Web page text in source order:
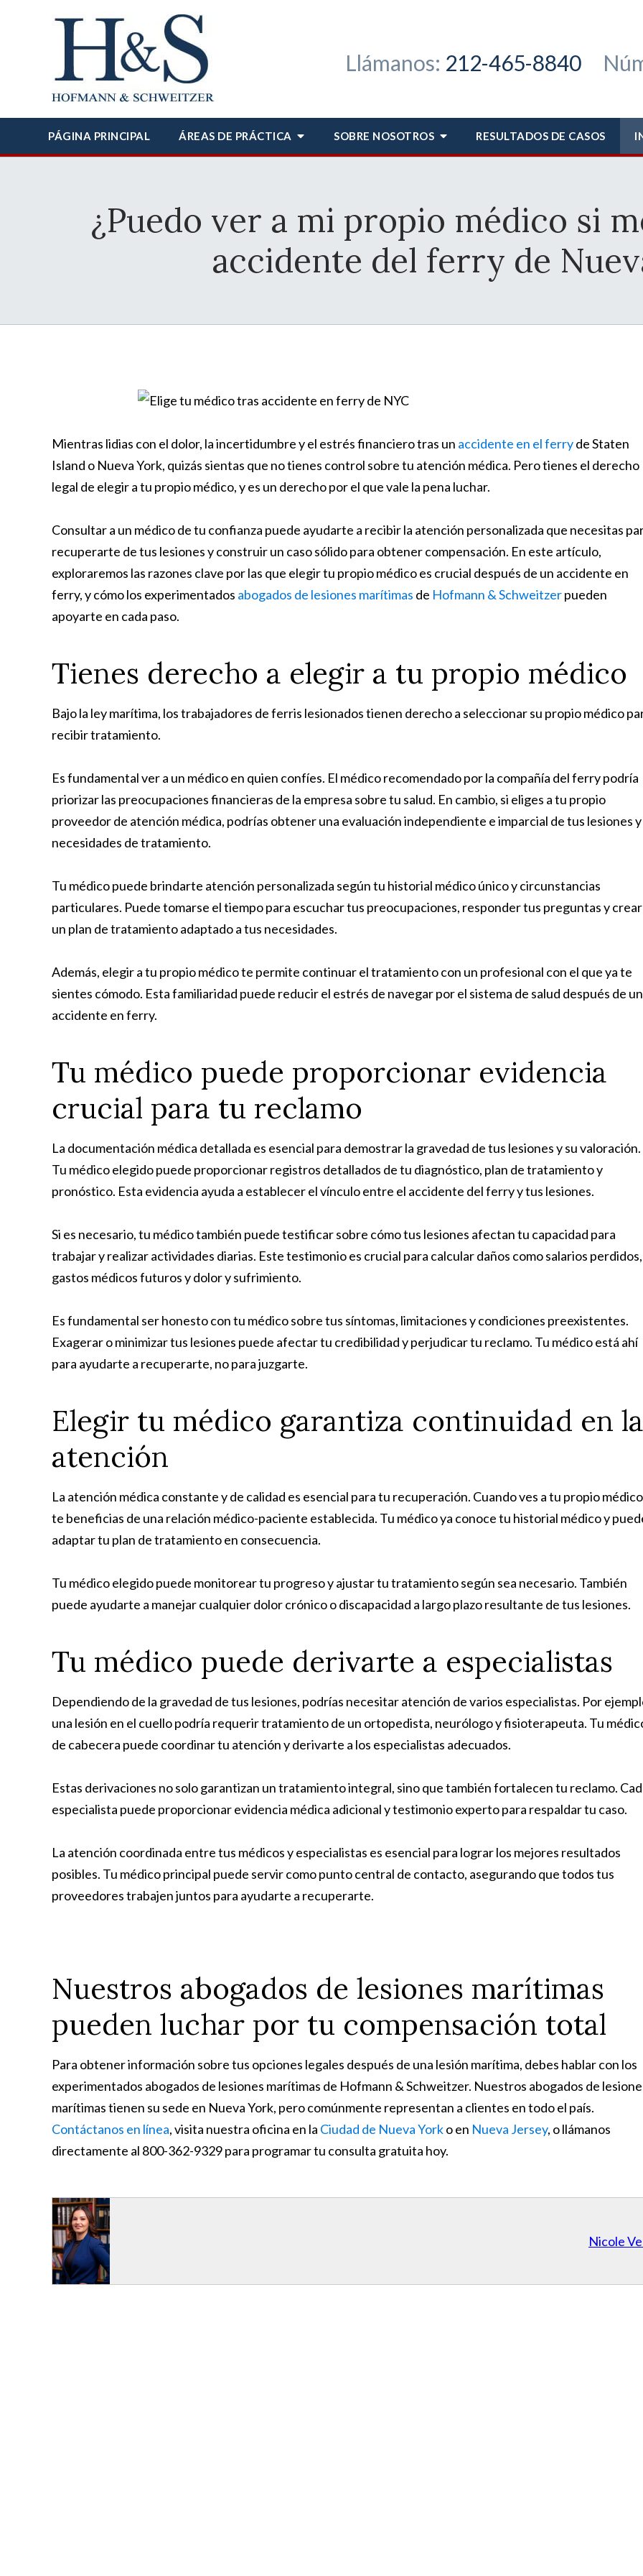
Llámanos: 212-465-8840
PÁGINA PRINCIPAL ÁREAS DE PRÁCTICA SOBRE NOSOTROS RESULTADOS DE CASOS
¿Puedo ver a mi propio médico si
accidente del ferry de
Mientras lidias con el dolor, la incertidumbre y el estrés financiero tras un accidente en el ferryde Staten
Island o Nueva York, quizás sientas que no tienes control sobre tu atención médica. Pero tienes el derecho
legal de elegir a tu propio médico, y es un derecho por el que vale la pena luchar.
Consultar a un médico de tu confianza puede ayudarte a recibir la atención personalizada que necesitas
recuperarte de tus lesiones y construir un caso sólido para obtener compensación. En este artículo,
exploraremos las razones clave por las que elegir tu propio médico es crucial después de un accidente en
ferry, y cómo los experimentados abogados de lesiones marítimas de Hofmann & Schweitzerpueden
apoyarte en cada paso.
Tienes derecho a elegir a tu propio médico
Bajo la ley marítima, los trabajadores de ferris lesionados tienen derecho a seleccionar su propio médico
recibir tratamiento.
Es fundamental ver a un médico en quien confíes. El médico recomendado por la compañía del ferry podría
priorizar las preocupaciones financieras de la empresa sobre tu salud. En cambio, si eliges a tu propio
proveedor de atención médica, podrías obtener una evaluación independiente e imparcial de tus lesiones y
necesidades de tratamiento.
Tu médico puede brindarte atención personalizada según tu historial médico único y circunstancias
particulares. Puede tomarse el tiempo para escuchar tus preocupaciones, responder tus preguntas y crear
un plan de tratamiento adaptado a tus necesidades.
Además, elegir a tu propio médico te permite continuar el tratamiento con un profesional con el que ya te
sientes cómodo. Esta familiaridad puede reducir el estrés de navegar por el sistema de salud después de un
accidente en ferry.
Tu médico puede proporcionar evidencia
crucial para tu reclamo
La documentación médica detallada es esencial para demostrar la gravedad de tus lesiones y su valoración.
Tu médico elegido puede proporcionar registros detallados de tu diagnóstico, plan de tratamiento y
pronóstico. Esta evidencia ayuda a establecer el vínculo entre el accidente del ferry y tus lesiones.
Si es necesario, tu médico también puede testificar sobre cómo tus lesiones afectan tu capacidad para
trabajar y realizar actividades diarias. Este testimonio es crucial para calcular daños como salarios perdidos,
gastos médicos futuros y dolor y sufrimiento.
Es fundamental ser honesto con tu médico sobre tus síntomas, limitaciones y condiciones preexistentes.
Exagerar o minimizar tus lesiones puede afectar tu credibilidad y perjudicar tu reclamo. Tu médico está ahí
para ayudarte a recuperarte, no para juzgarte.
Elegir tu médico garantiza continuidad en la
atención
La atención médica constante y de calidad es esencial para tu recuperación. Cuando ves a tu propio
te beneficias de una relación médico-paciente establecida. Tu médico ya conoce tu historial médico y
adaptar tu plan de tratamiento en consecuencia.
Tu médico elegido puede monitorear tu progreso y ajustar tu tratamiento según sea necesario. También
puede ayudarte a manejar cualquier dolor crónico o discapacidad a largo plazo resultante de tus lesiones.
Tu médico puede derivarte a especialistas
Dependiendo de la gravedad de tus lesiones, podrías necesitar atención de varios especialistas. Por
una lesión en el cuello podría requerir tratamiento de un ortopedista, neurólogo y fisioterapeuta. Tu
de cabecera puede coordinar tu atención y derivarte a los especialistas adecuados.
Estas derivaciones no solo garantizan un tratamiento integral, sino que también fortalecen tu reclamo.
especialista puede proporcionar evidencia médica adicional y testimonio experto para respaldar tu caso.
La atención coordinada entre tus médicos y especialistas es esencial para lograr los mejores resultados
posibles. Tu médico principal puede servir como punto central de contacto, asegurando que todos tus
proveedores trabajen juntos para ayudarte a recuperarte.
Nuestros abogados de lesiones marítimas
pueden luchar por tu compensación total
Para obtener información sobre tus opciones legales después de una lesión marítima, debes hablar con los
experimentados abogados de lesiones marítimas de Hofmann & Schweitzer. Nuestros abogados de
marítimas tienen su sede en Nueva York, pero comúnmente representan a clientes en todo el país.
Contáctanos en línea, visita nuestra oficina en la Ciudad de Nueva Yorko en Nueva Jersey, o llámanos
directamente al 800-362-9329 para programar tu consulta gratuita hoy.
Nicole